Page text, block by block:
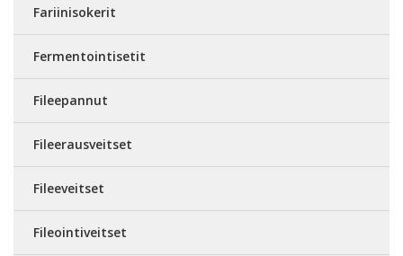
Fariinisokerit
Fermentointisetit
Fileepannut
Fileerausveitset
Fileeveitset
Fileointiveitset